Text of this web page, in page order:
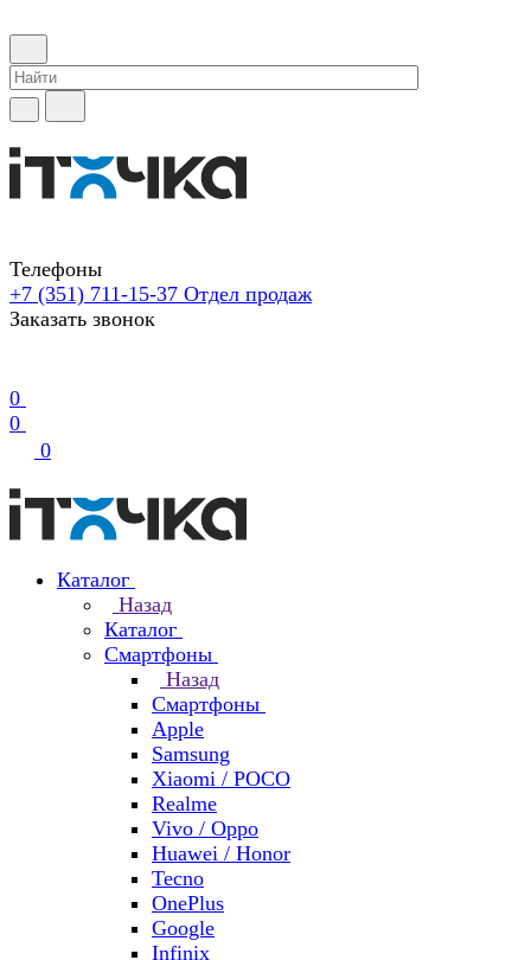
Телефоны
+7 (351) 711-15-37 Отдел продаж
Заказать звонок
0
0
0
Каталог
Назад
Каталог
Смартфоны
Назад
Смартфоны
Apple
Samsung
Xiaomi / POCO
Realme
Vivo / Oppo
Huawei / Honor
Tecno
OnePlus
Google
Infinix